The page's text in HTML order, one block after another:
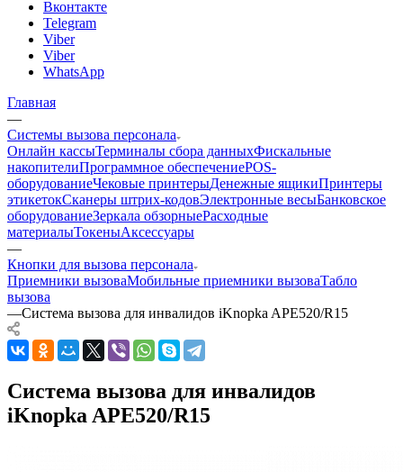
Вконтакте
Telegram
Viber
Viber
WhatsApp
Главная
—
Системы вызова персонала
Онлайн кассыТерминалы сбора данныхФискальные
накопителиПрограммное обеспечениеPOS-
оборудованиеЧековые принтерыДенежные ящикиПринтеры
этикетокСканеры штрих-кодовЭлектронные весыБанковское
оборудованиеЗеркала обзорныеРасходные
материалыТокеныАксессуары
—
Кнопки для вызова персонала
Приемники вызоваМобильные приемники вызоваТабло
вызова
—Система вызова для инвалидов iKnopka APE520/R15
Система вызова для инвалидов
iKnopka APE520/R15